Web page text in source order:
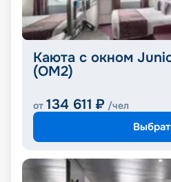
Каюта с окном
(OM2)
от 134 611 ₽ /чел